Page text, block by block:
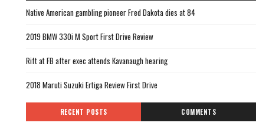
Native American gambling pioneer Fred Dakota dies at 84
2019 BMW 330i M Sport First Drive Review
Rift at FB after exec attends Kavanaugh hearing
2018 Maruti Suzuki Ertiga Review First Drive
RECENT POSTS COMMENTS